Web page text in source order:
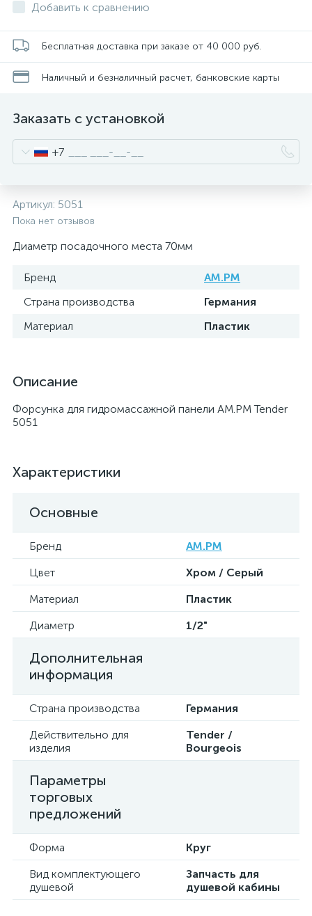
Добавить к сравнению
Бесплатная доставка при заказе от 40 000 руб.
Наличный и безналичный расчет, банковские карты
Заказать с установкой
+7
Артикул: 5051
Пока нет отзывов
Диаметр посадочного места 70мм
Бренд
AM.PM
Страна производства
Германия
Материал
Пластик
Описание
Форсунка для гидромассажной панели AM.PM Tender
5051
Характеристики
Основные
Бренд
AM.PM
Цвет
Хром / Серый
Материал
Пластик
Диаметр
1/2"
Дополнительная
информация
Страна производства
Германия
Действительно для
изделия
Tender /
Bourgeois
Параметры
торговых
предложений
Форма
Круг
Вид комплектующего
душевой
Запчасть для
душевой кабины